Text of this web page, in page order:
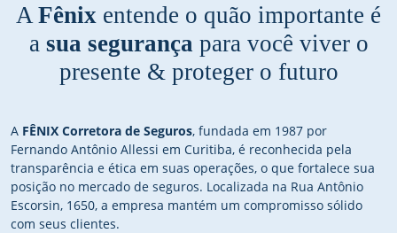
A Fênix entende o quão importante é
a sua segurança para você viver o
presente & proteger o futuro
A FÊNIX Corretora de Seguros, fundada em 1987 por
Fernando Antônio Allessi em Curitiba, é reconhecida pela
transparência e ética em suas operações, o que fortalece sua
posição no mercado de seguros. Localizada na Rua Antônio
Escorsin, 1650, a empresa mantém um compromisso sólido
com seus clientes.